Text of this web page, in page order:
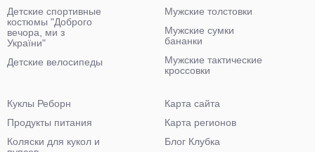
Детские спортивные
костюмы "Доброго
вечора, ми з
України"
Детские велосипеды
Мужские толстовки
Мужские сумки
бананки
Мужские тактические
кроссовки
Куклы Реборн
Продукты питания
Коляски для кукол и
Карта сайта
Карта регионов
Блог Клубка